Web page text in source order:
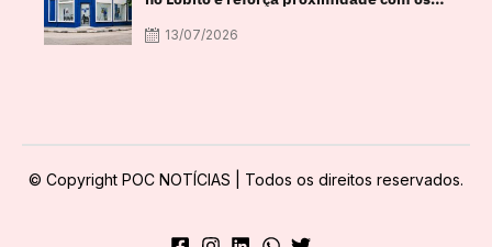
13/07/2026
© Copyright POC NOTÍCIAS | Todos os direitos reservados.